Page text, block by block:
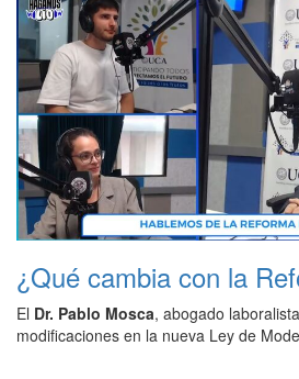
¿Qué cambia con la
El Dr. Pablo Mosca, abogado
modificaciones en la nueva Ley de